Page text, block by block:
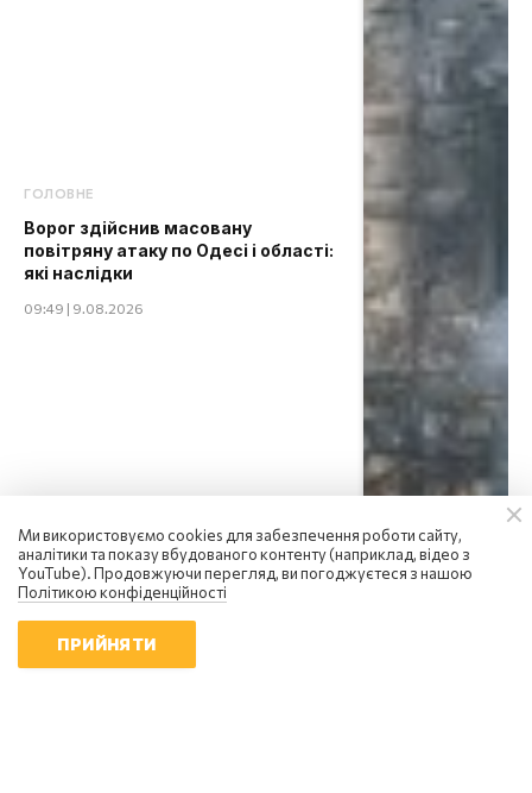
ГОЛОВНЕ
Ворог здійснив масовану
повітряну атаку по Одесі і області:
які наслідки
09:49 | 9.08.2026
Ми використовуємо cookies для забезпечення роботи сайту,
аналітики та показу вбудованого контенту (наприклад, відео з
YouTube). Продовжуючи перегляд, ви погоджуєтеся з нашою
Політикою конфіденційності
ПРИЙНЯТИ